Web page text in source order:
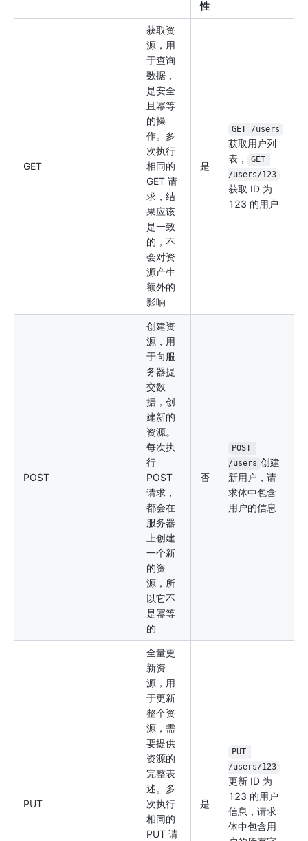
性
GET
获取资
源，用
于查询
数据，
是安全
且幂等
的操
作。多
次执行
相同的
GET 请
求，结
果应该
是一致
的，不
会对资
源产生
额外的
影响
是
GET /users
获取用户列
表，
GET
/users/123
获取 ID 为
123 的用户
POST
创建资
源，用
于向服
务器提
交数
据，创
建新的
资源。
每次执
行
POST
请求，
都会在
服务器
上创建
一个新
的资
源，所
以它不
是幂等
的
否
POST
/users 创建
新用户，请
求体中包含
用户的信息
PUT
全量更
新资
源，用
于更新
整个资
源，需
要提供
资源的
完整表
述。多
次执行
相同的
PUT 请
是
PUT
/users/123
更新 ID 为
123 的用户
信息，请求
体中包含用